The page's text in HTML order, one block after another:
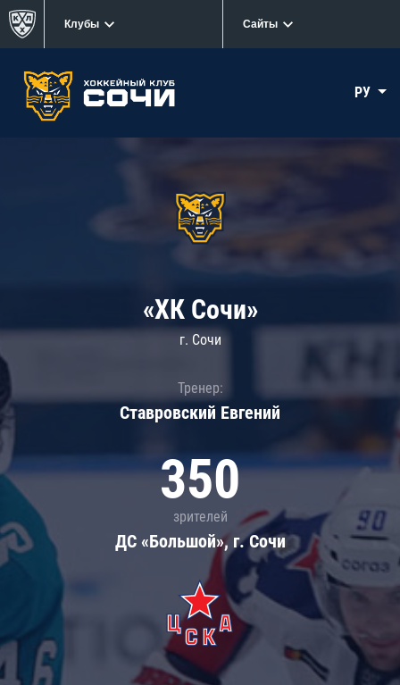
Клубы Сайты
РУ
«ХК Сочи»
г. Сочи
Тренер:
Ставровский Евгений
350
зрителей
ДС «Большой», г. Сочи